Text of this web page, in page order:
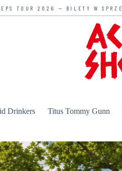
— BILETY W SPRZEDAŻY ✦
Drinkers Titus Tommy Gunn